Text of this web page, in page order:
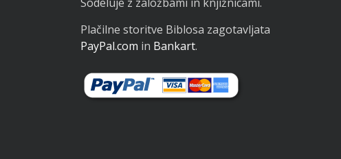
Plačilne storitve Biblosa zagotavljata
PayPal.com in Bankart.